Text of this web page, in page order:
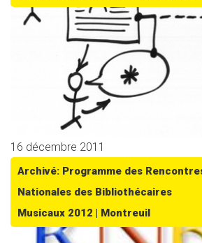
16 décembre 2011
Archivé: Programme des
Nationales des Bibliothécaires
Musicaux 2012 | Montreuil